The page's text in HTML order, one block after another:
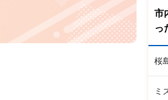
市
っ
桜
ミ